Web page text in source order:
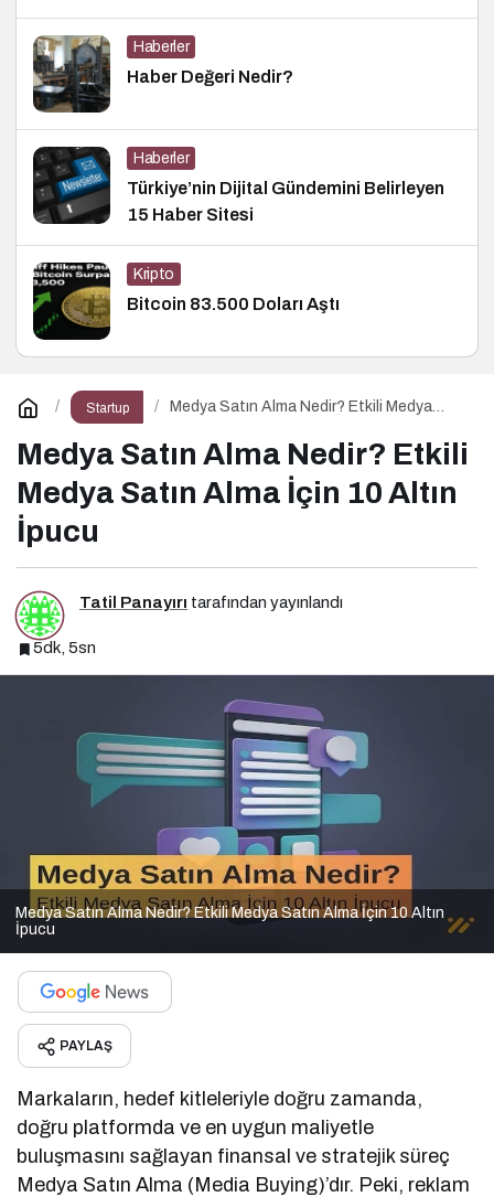
Haberler
Haber Değeri Nedir?
Haberler
Türkiye’nin Dijital Gündemini Belirleyen
15 Haber Sitesi
Kripto
Bitcoin 83.500 Doları Aştı
Startup
Medya Satın Alma Nedir? Etkili Medya
Medya Satın Alma Nedir? Etkili
Medya Satın Alma İçin 10 Altın
İpucu
Tatil Panayırı tarafından yayınlandı
5dk, 5sn
Medya Satın Alma Nedir? Etkili Medya Satın Alma İçin 10 Altın
İpucu
PAYLAŞ
Markaların, hedef kitleleriyle doğru zamanda,
doğru platformda ve en uygun maliyetle
buluşmasını sağlayan finansal ve stratejik süreç
Medya Satın Alma (Media Buying)’dır. Peki, reklam